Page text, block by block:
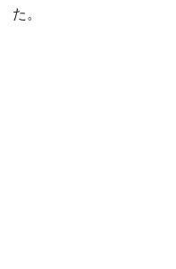
た。